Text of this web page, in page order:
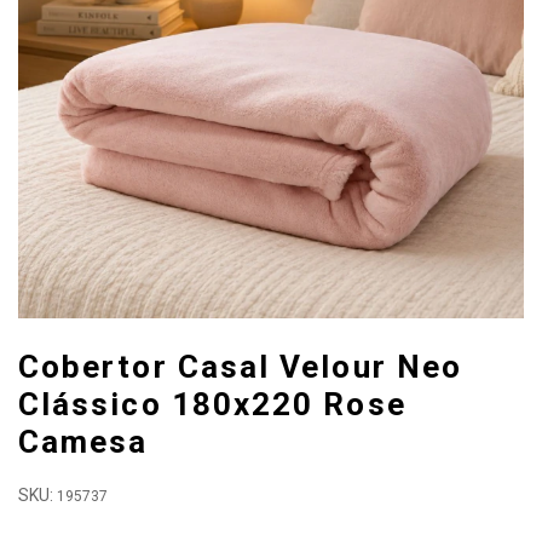
Cobertor Casal Velour Neo
Clássico 180x220 Rose
Camesa
SKU: 195737